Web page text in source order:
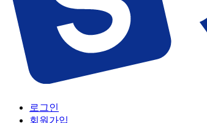
로그인
회원가입